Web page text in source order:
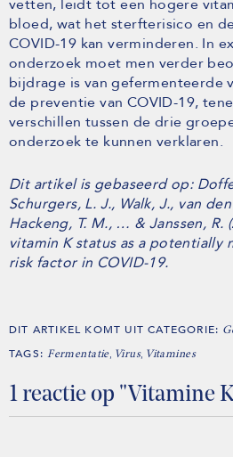
vetten, leidt tot een hogere
bloed, wat het sterfterisico en
COVID-19 kan verminderen. In
onderzoek moet men verder
bijdrage is van gefermenteerde
de preventie van COVID-19,
verschillen tussen de drie
onderzoek te kunnen verklaren.
Dit artikel is gebaseerd op:
Schurgers, L. J., Walk, J., van
Hackeng, T. M., … & Janssen, R.
vitamin K status as a
risk factor in COVID-19.
DIT ARTIKEL KOMT UIT CATEGORIE:
TAGS:Fermentatie, Virus, Vitamines
1 reactie op "Vitamine